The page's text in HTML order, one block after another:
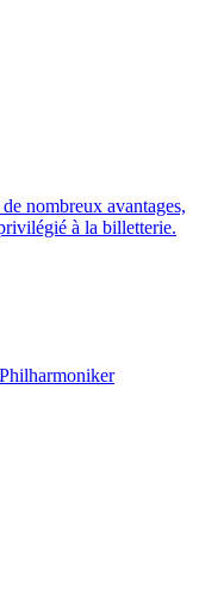
nombreux avantages,
à la billetterie.